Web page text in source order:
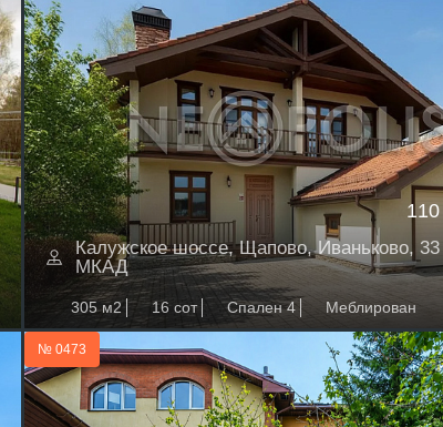
Калужское шоссе, Щапово, Иваньково, 33
МКАД
305 м2 16 сот Спален 4 Меблирован
№ 0473